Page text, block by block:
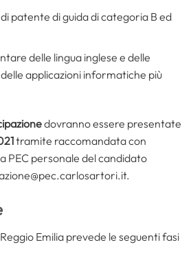
patente di guida di categoria B ed
delle lingua inglese e delle
applicazioni informatiche più
dovranno essere presentate
tramite raccomandata con
PEC personale del candidato
Emilia prevede le seguenti fasi